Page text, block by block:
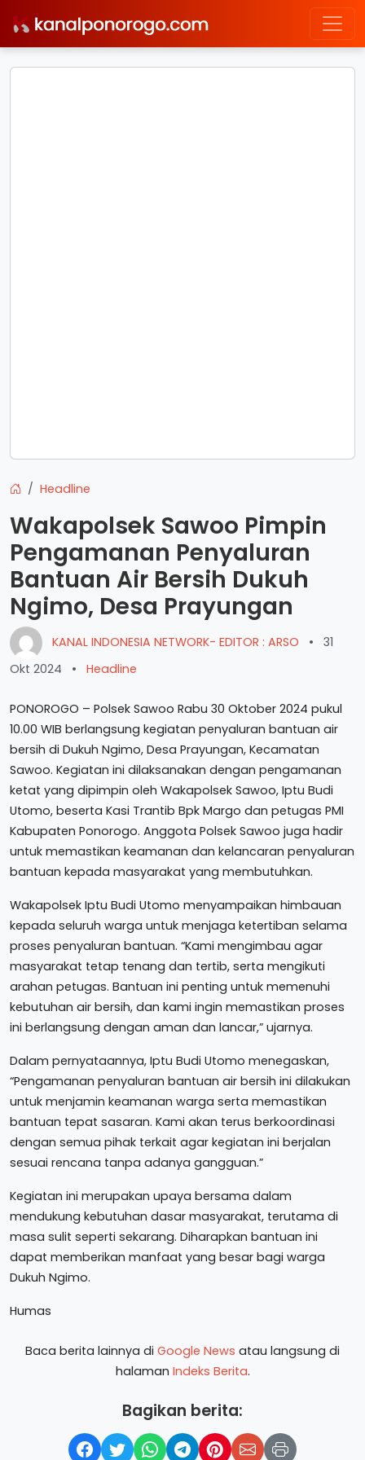
Headline
Wakapolsek Sawoo Pimpin
Pengamanan Penyaluran
Bantuan Air Bersih Dukuh
Ngimo, Desa Prayungan
KANAL INDONESIA NETWORK- EDITOR : ARSO •
31
Okt 2024
• Headline
PONOROGO – Polsek Sawoo Rabu 30 Oktober 2024 pukul
10.00 WIB berlangsung kegiatan penyaluran bantuan air
bersih di Dukuh Ngimo, Desa Prayungan, Kecamatan
Sawoo. Kegiatan ini dilaksanakan dengan pengamanan
ketat yang dipimpin oleh Wakapolsek Sawoo, Iptu Budi
Utomo, beserta Kasi Trantib Bpk Margo dan petugas PMI
Kabupaten Ponorogo. Anggota Polsek Sawoo juga hadir
untuk memastikan keamanan dan kelancaran penyaluran
bantuan kepada masyarakat yang membutuhkan.
Wakapolsek Iptu Budi Utomo menyampaikan himbauan
kepada seluruh warga untuk menjaga ketertiban selama
proses penyaluran bantuan. “Kami mengimbau agar
masyarakat tetap tenang dan tertib, serta mengikuti
arahan petugas. Bantuan ini penting untuk memenuhi
kebutuhan air bersih, dan kami ingin memastikan proses
ini berlangsung dengan aman dan lancar,” ujarnya.
Dalam pernyataannya, Iptu Budi Utomo menegaskan,
“Pengamanan penyaluran bantuan air bersih ini dilakukan
untuk menjamin keamanan warga serta memastikan
bantuan tepat sasaran. Kami akan terus berkoordinasi
dengan semua pihak terkait agar kegiatan ini berjalan
sesuai rencana tanpa adanya gangguan.”
Kegiatan ini merupakan upaya bersama dalam
mendukung kebutuhan dasar masyarakat, terutama di
masa sulit seperti sekarang. Diharapkan bantuan ini
dapat memberikan manfaat yang besar bagi warga
Dukuh Ngimo.
Humas
Baca berita lainnya di Google News atau langsung di
halaman Indeks Berita.
Bagikan berita: